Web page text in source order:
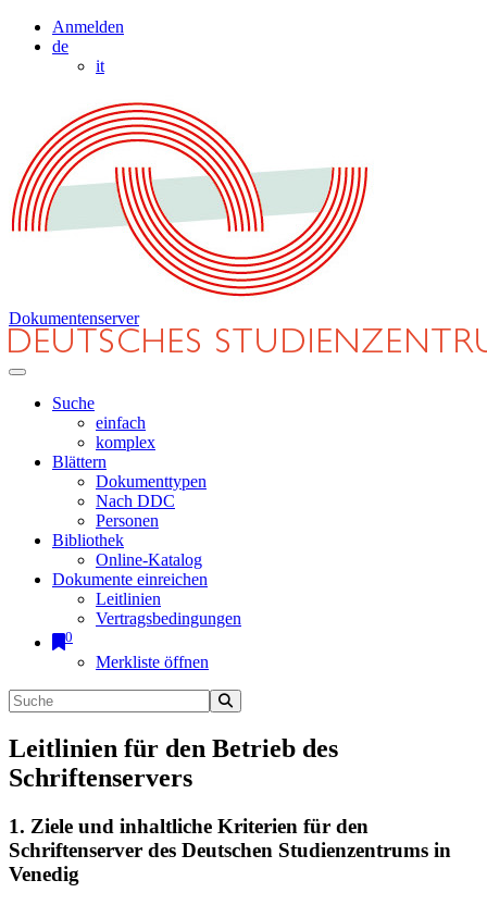
Anmelden
de
it
Dokumentenserver
Suche
einfach
komplex
Blättern
Dokumenttypen
Nach DDC
Personen
Bibliothek
Online-Katalog
Dokumente einreichen
Leitlinien
Vertragsbedingungen
0
Merkliste öffnen
Leitlinien für den Betrieb des
Schriftenservers
1. Ziele und inhaltliche Kriterien für den
Schriftenserver des Deutschen Studienzentrums in
Venedig